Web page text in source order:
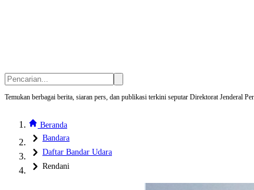
Temukan berbagai berita, siaran pers, dan publikasi terkini seputar Direktorat Jenderal
Beranda
Bandara
Daftar Bandar Udara
Rendani